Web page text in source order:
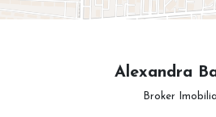
Alexandra
Broker